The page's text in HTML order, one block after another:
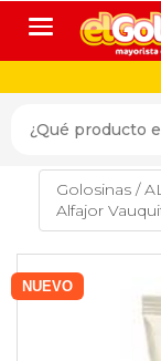
Toggle
Golosinas /
Alfajor
NUEVO